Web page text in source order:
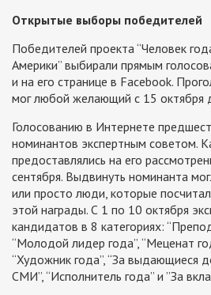
Открытые выборы победителей
Победителей проекта “Человек
Америки” выбирали прямым
и на его странице в Facebook.
мог любой желающий с 15 октября
Голосованию в Интернете
номинантов экспертным советом.
предоставлялись на его
сентября. Выдвинуть номинанта
или просто люди, которые
этой награды. С 1 по 10 октября
кандидатов в 8 категориях:
“Молодой лидер года”, “Меценат
“Художник года”, “За выдающиеся
СМИ”, “Исполнитель года” и ”За